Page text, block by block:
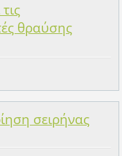
θραύσης
σειρήνας